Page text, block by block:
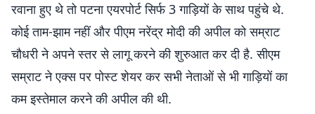
रवाना हुए थे तो पटना एयरपोर्ट सिर्फ 3 गाड़ियों के साथ पहुंचे थे.
कोई ताम-झाम नहीं और पीएम नरेंद्र मोदी की अपील को सम्राट
चौधरी ने अपने स्तर से लागू करने की शुरुआत कर दी है. सीएम
सम्राट ने एक्स पर पोस्ट शेयर कर सभी नेताओं से भी गाड़ियों का
कम इस्तेमाल करने की अपील की थी.